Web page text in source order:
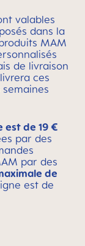
valables
dans la
MAM
de livraison
ces
est de 19 €
par des
par des
de
est de